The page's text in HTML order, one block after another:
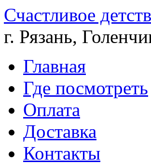
Счастливое
г. Рязань,
Главная
Где посмотреть
Оплата
Доставка
Контакты